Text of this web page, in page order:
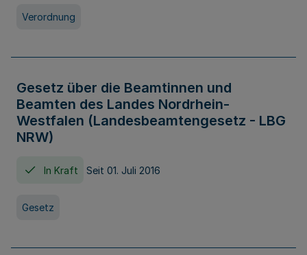
Verordnung
Gesetz über die Beamtinnen und
Beamten des Landes Nordrhein-
Westfalen (Landesbeamtengesetz - LBG
NRW)
In Kraft Seit 01. Juli 2016
Gesetz